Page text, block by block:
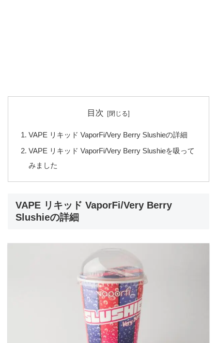
目次
VAPE リキッド VaporFi/Very Berry Slushieの詳細
VAPE リキッド VaporFi/Very Berry Slushieを吸って
みました
VAPE リキッド VaporFi/Very Berry
Slushieの詳細